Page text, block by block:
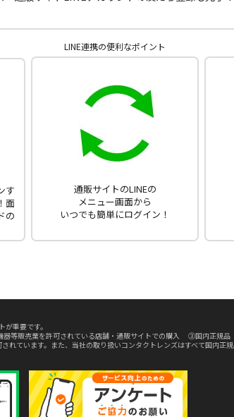
LINE連携の便利なポイント
す
面
の
通販サイトのLINEの
メニュー画面から
いつでも簡単にログイン！
重要です。
販売業を許可されている店舗・通販サイトでの購入 ③国内正規品
ています。また、当社の取り扱いコンタクトレンズはすべて国内正